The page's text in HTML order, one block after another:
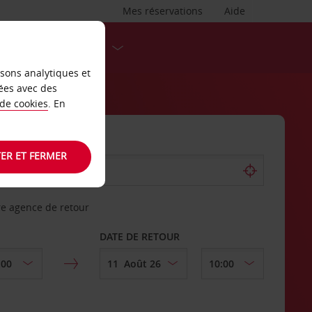
Aide
Mes réservations
agence de retour
DATE DE RETOUR
analytiques et
avec des
cookies. En
ET FERMER